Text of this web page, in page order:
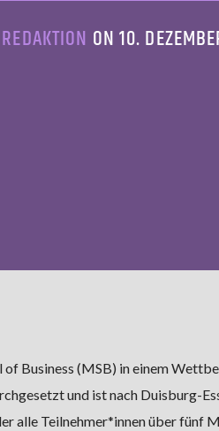
REDAKTION ON 10.
Business (MSB) in einem
und ist nach Duisburg-
alle Teilnehmer*innen über fünf